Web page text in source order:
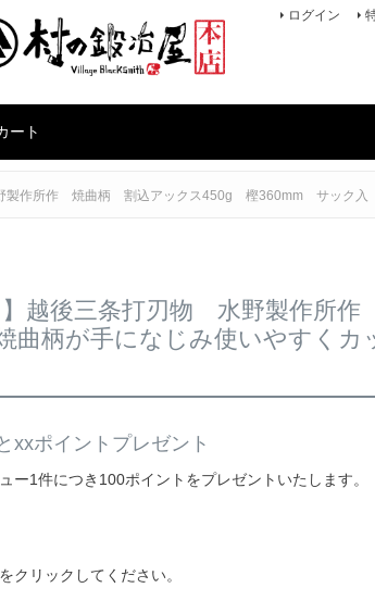
ログイン
ート
製作所作 焼曲柄 割込アックス450g 樫360mm サック
】越後三条打刃物 水野製作
柄が手になじみ使いやすくカ
xxポイントプレゼント
ー1件につき100ポイントをプレゼントいたします。
クリックしてください。